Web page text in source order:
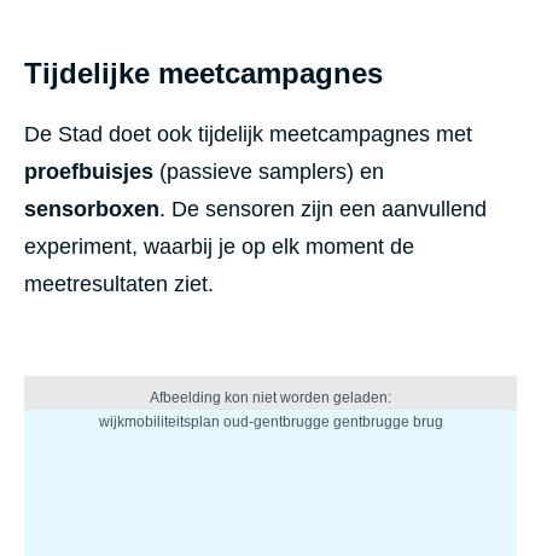
Tijdelijke meetcampagnes
De Stad doet ook tijdelijk meetcampagnes met
proefbuisjes (passieve samplers) en
sensorboxen. De sensoren zijn een aanvullend
experiment, waarbij je op elk moment de
meetresultaten ziet.